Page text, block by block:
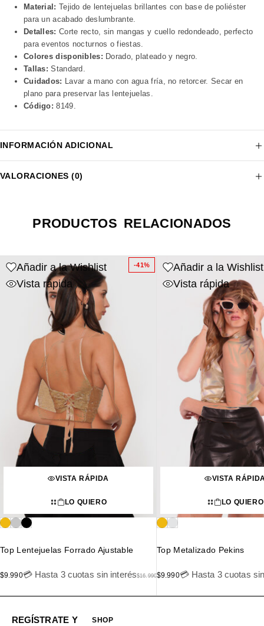
Material: Tejido de lentejuelas brillantes con base de poliéster
para un acabado deslumbrante.
Detalles: Corte recto, sin mangas y cuello redondeado, perfecto
para eventos nocturnos o fiestas.
Colores disponibles: Dorado, plateado y negro.
Tallas: Standard.
Cuidados: Lavar a mano con agua fría, no retorcer. Secar en
plano para preservar las lentejuelas.
Código: 8149.
INFORMACIÓN ADICIONAL
VALORACIONES (0)
PRODUCTOS RELACIONADOS
-41%
Añadir a la Wishlist
Vista rápida
VISTA RÁPIDA
LO QUIERO
Top Lentejuelas Forrado Ajustable
$16.990
$9.990💳 Hasta 3 cuotas sin interés
Añadir a la Wishlist
Vista rápida
VISTA
LO QUIERO
Top Metalizado Pekins
$9.990💳 Hasta 3 cuotas
REGÍSTRATE Y
SHOP